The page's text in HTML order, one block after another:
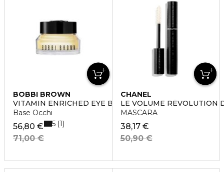
BOBBI BROWN
VITAMIN ENRICHED EYE BASE
Base Occhi
56,80 €
71,00 €
5 1
CHANEL
LE VOLUME RÉVOLUTION
MASCARA
38,17 €
50,90 €